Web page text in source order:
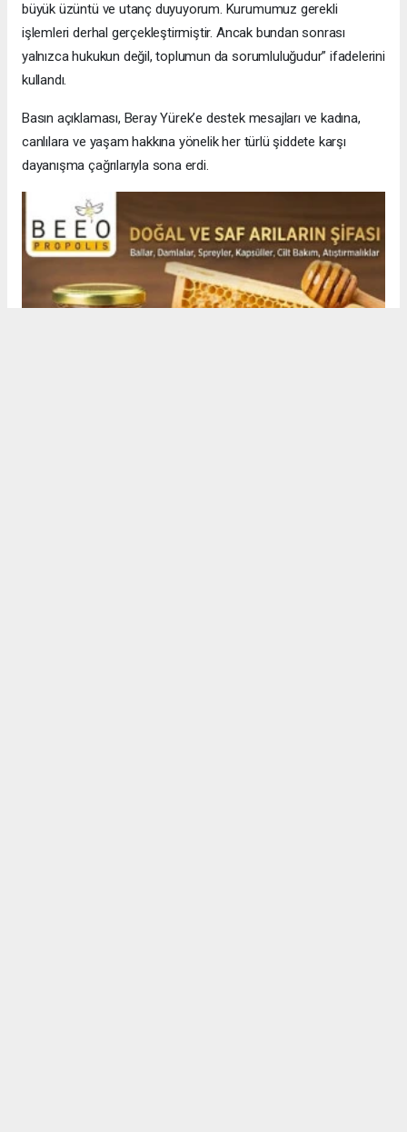
büyük üzüntü ve utanç duyuyorum. Kurumumuz gerekli
işlemleri derhal gerçekleştirmiştir. Ancak bundan sonrası
yalnızca hukukun değil, toplumun da sorumluluğudur” ifadelerini
kullandı.
Basın açıklaması, Beray Yürek’e destek mesajları ve kadına,
canlılara ve yaşam hakkına yönelik her türlü şiddete karşı
dayanışma çağrılarıyla sona erdi.